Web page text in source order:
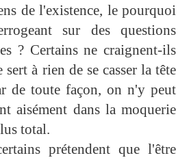
de l'existence, le pourquoi
sur des questions
? Certains ne craignent-ils
à rien de se casser la tête
de toute façon, on n'y peut
aisément dans la moquerie
total.
prétendent que l'être